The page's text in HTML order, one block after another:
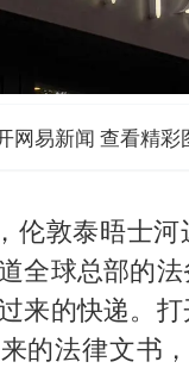
万岁山接盘
网易新闻 查看精彩
伦敦泰晤士
全球总部的
来的快递。
的法律文书